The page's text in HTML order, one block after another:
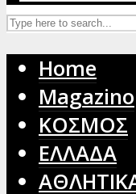
Home
Magazino
ΚΟΣΜΟΣ
ΕΛΛΑΔΑ